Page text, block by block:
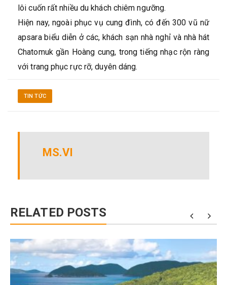
lôi cuốn rất nhiều du khách chiêm ngưỡng.
Hiện nay, ngoài phục vụ cung đình, có đến 300 vũ nữ
apsara biểu diễn ở các, khách sạn nhà nghỉ và nhà hát
Chatomuk gần Hoàng cung, trong tiếng nhạc rộn ràng
với trang phục rực rỡ, duyên dáng.
TIN TỨC
MS.VI
RELATED POSTS